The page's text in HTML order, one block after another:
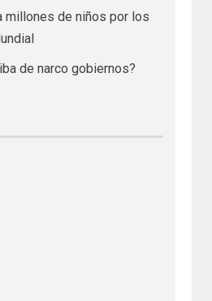
millones de niños por los
de narco gobiernos?